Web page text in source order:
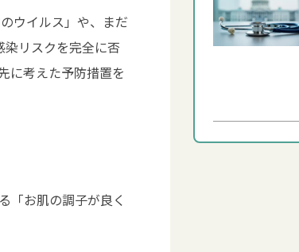
ウイルス」や、まだ
リスクを完全に否
に考えた予防措置を
「お肌の調子が良く